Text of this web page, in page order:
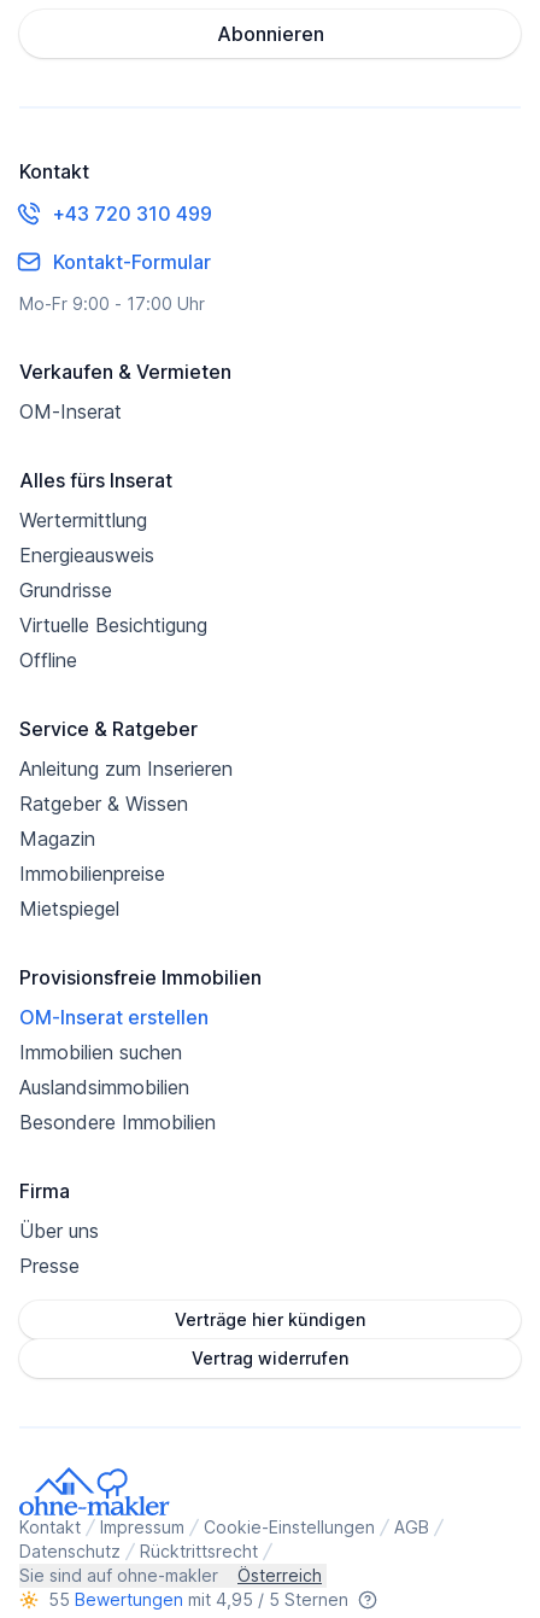
Abonnieren
Kontakt
+43 720 310 499
Kontakt-Formular
Mo-Fr 9:00 - 17:00 Uhr
Verkaufen & Vermieten
OM-Inserat
Alles fürs Inserat
Wertermittlung
Energieausweis
Grundrisse
Virtuelle Besichtigung
Offline
Service & Ratgeber
Anleitung zum Inserieren
Ratgeber & Wissen
Magazin
Immobilienpreise
Mietspiegel
Provisionsfreie Immobilien
OM-Inserat erstellen
Immobilien suchen
Auslandsimmobilien
Besondere Immobilien
Firma
Über uns
Presse
Verträge hier kündigen
Vertrag widerrufen
Kontakt Impressum Cookie-Einstellungen
AGB
Datenschutz
Rücktrittsrecht
Sie sind auf ohne-makler
Österreich
55 Bewertungen mit 4,95 / 5 Sternen